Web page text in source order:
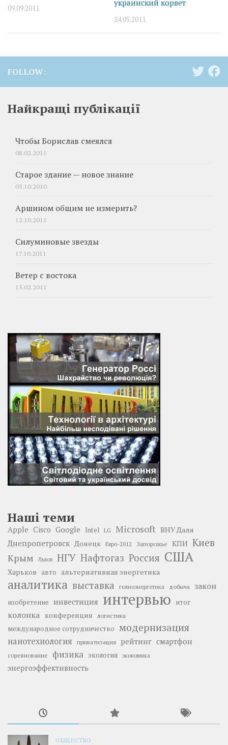
09.09.2011
украинский корвет
24.05.2011
FOLLOW:
Найкращі публікації
Чтобы Борислав смеялся
08.02.2011
Старое здание — новое знание
05.10.2010
Аршином общим не измерить?
12.10.2011
Силуминовые звезды
17.10.2011
Ветер с востока
15.02.2011
Наші теми
Apple Cisco Google Intel LG Microsoft ВНУ Даля
Днепропетровск Донецк Евро-2012 Запорожье КПИ Киев
Крым Львов НГУ Нафтогаз Россия США
Харьков авто альтернативная энергетика
аналитика выставка гелиоэнергетика добыча закон
изобретение инвестиция интервью итог
колонка конференция логистика
международное сотрудничество модернизация
нанотехнология приватизация рейтинг смартфон
соревнование физика экология экономика
энергоэффективность
ОБЩЕСТВО